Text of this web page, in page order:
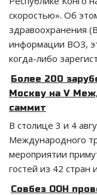
скоростью». Об
здравоохранения
информации ВОЗ,
когда-либо
Более 200
Москву на V
саммит
В столице 3 и 4
Международного
мероприятии
гостей из 42 стран
Совбез ООН